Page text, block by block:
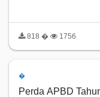
818 � 1756
�
Perda APBD